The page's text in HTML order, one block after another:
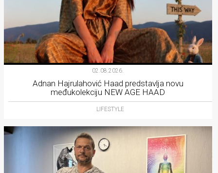
02.08.2026.
Adnan Hajrulahović Haad predstavlja novu
međukolekciju NEW AGE HAAD
LIFESTYLE